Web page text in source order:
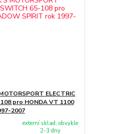
ELECTRIC
pro HONDA VT 1100
2007
externí sklad, obvykle
2-3 dny